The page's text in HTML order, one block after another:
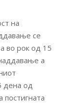
на
се
во рок од 15
а
дена од
постигната